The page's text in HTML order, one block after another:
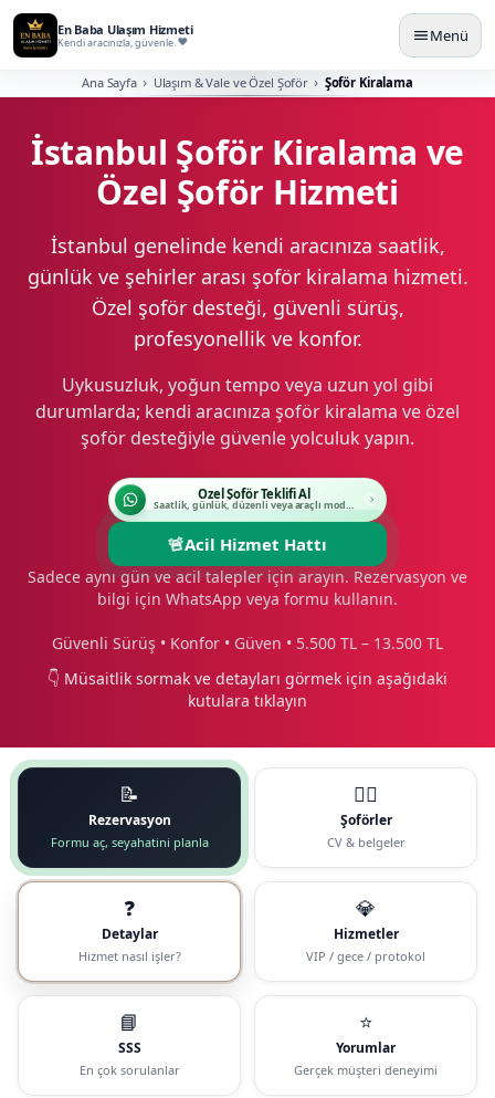
En Baba Ulaşım Hizmeti
Kendi aracınızla, güvenle. Menü
Ana Sayfa Ulaşım & Vale ve Özel Şoför Şoför Kiralama
İstanbul Şoför Kiralama ve
Özel Şoför Hizmeti
İstanbul genelinde kendi aracınıza saatlik,
günlük ve şehirler arası şoför kiralama hizmeti.
Özel şoför desteği, güvenli sürüş,
profesyonellik ve konfor.
Uykusuzluk, yoğun tempo veya uzun yol gibi
durumlarda; kendi aracınıza şoför kiralama ve özel
şoför desteğiyle güvenle yolculuk yapın.
Özel Şoför Teklifi Al
Saatlik, günlük, düzenli veya araçlı modeli seçin.
🚨Acil Hizmet Hattı
Sadece aynı gün ve acil talepler için arayın. Rezervasyon ve
bilgi için WhatsApp veya formu kullanın.
Güvenli Sürüş • Konfor • Güven • 5.500 TL – 13.500 TL
👇 Müsaitlik sormak ve detayları görmek için aşağıdaki
kutulara tıklayın
📝
Rezervasyon
Formu aç, seyahatini planla
🧑‍✈️
Şoförler
CV & belgeler
❓
Detaylar
Hizmet nasıl işler?
💎
Hizmetler
VIP / gece / protokol
📘
SSS
En çok sorulanlar
⭐
Yorumlar
Gerçek müşteri deneyimi